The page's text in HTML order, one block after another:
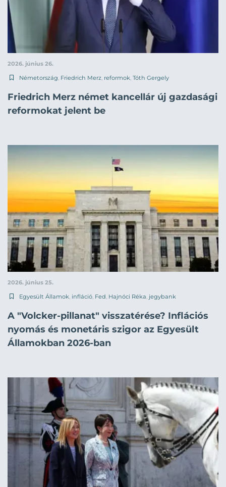
2026. június 26.
Németország, Friedrich Merz, reformok, Tóth Gergely
Friedrich Merz német kancellár új gazdasági
reformokat jelent be
2026. június 25.
Egyesült Államok, infláció, Fed, Hajnóci Réka, jegybank
A "Volcker-pillanat" visszatérése? Inflációs
nyomás és monetáris szigor az Egyesült
Államokban 2026-ban